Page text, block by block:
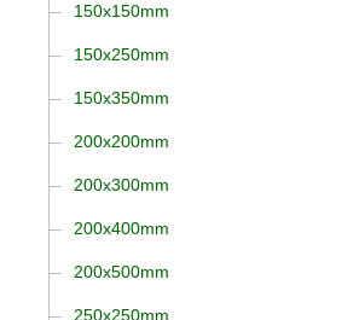
150x150mm
150x250mm
150x350mm
200x200mm
200x300mm
200x400mm
200x500mm
250x250mm